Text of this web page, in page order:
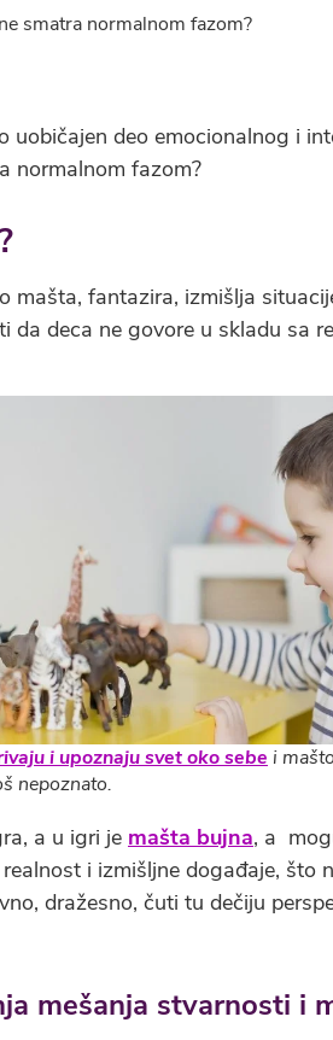
smatra normalnom fazom?
uobičajen deo emocionalnog i
normalnom fazom?
mašta, fantazira, izmišlja
da deca ne govore u skladu sa
i upoznaju svet oko sebe i
nepoznato.
a u igri je mašta bujna, a
i izmišljne događaje, što
dražesno, čuti tu dečiju
mešanja stvarnosti i